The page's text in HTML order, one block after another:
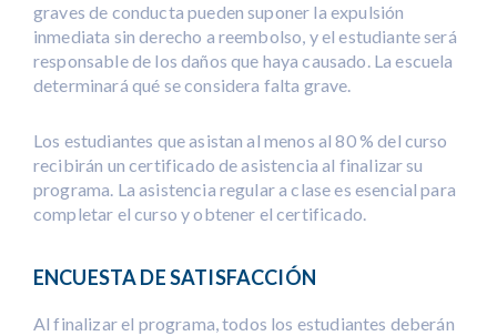
graves de conducta pueden suponer la expulsión
inmediata sin derecho a reembolso, y el estudiante será
responsable de los daños que haya causado. La escuela
determinará qué se considera falta grave.
Los estudiantes que asistan al menos al 80 % del curso
recibirán un certificado de asistencia al finalizar su
programa. La asistencia regular a clase es esencial para
completar el curso y obtener el certificado.
ENCUESTA DE SATISFACCIÓN
Al finalizar el programa, todos los estudiantes deberán